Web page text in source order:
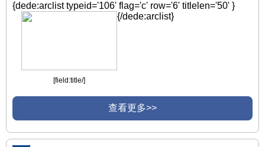
{dede:arclist typeid='106' flag='c' row='6' titlelen='50' }
[field:title/]
{/dede:arclist}
查看更多>>